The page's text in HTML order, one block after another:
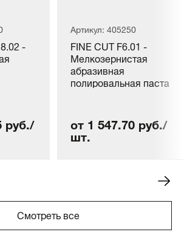
-
руб./
Артикул: 405250
FINE CUT F6.01 -
Мелкозернистая
абразивная
полировальная паста
от 1 547.70 руб./
шт.
Смотреть все